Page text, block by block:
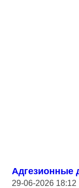
Адгезионные
29-06-2026 18:12